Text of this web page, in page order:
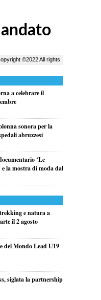
a celebrare il
sonora per la
abruzzesi
‘Le
e la mostra di moda dal
e natura a
il 2 agosto
del Mondo Lead U19
siglata la partnership